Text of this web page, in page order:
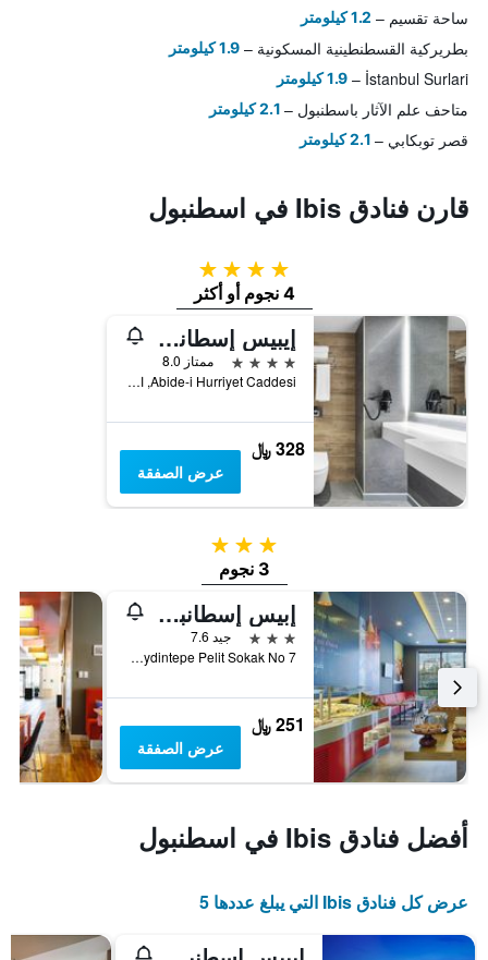
ساحة تقسيم 1.2 كيلومتر
بطريركية القسطنطينية المسكونية 1.9 كيلومتر
İstanbul Surlari 1.9 كيلومتر
متاحف علم الآثار باسطنبول 2.1 كيلومتر
قصر توبكابي 2.1 كيلومتر
قارن فنادق Ibis في اسطنبول
4 نجوم
4 نجوم أو أكثر
إيبيس إسطانبول سيسلي
4 نجوم
ممتاز 8.0
Abide-i Hurriyet Caddesi, اسطنبول, تركيا
328 ﷼
عرض الصفقة
3 نجوم
3 نجوم
إبيس إسطانبول توزلا
3 نجوم
جيد 7.6
Aydintepe Pelit Sokak No 7, اسطنبول, تركيا
251 ﷼
عرض الصفقة
أفضل فنادق Ibis في اسطنبول
عرض كل فنادق Ibis التي يبلغ عددها 5